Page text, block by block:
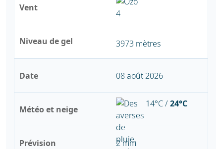
Vent
Niveau de gel 3973 mètres
Date
Météo et neige
Prévision
08 août 2026
14°C /24°C
2 mm